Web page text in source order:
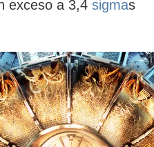
exceso a 3,4 sigmas